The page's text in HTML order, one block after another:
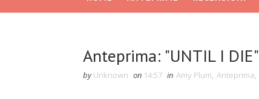
Anteprima: "UNTIL I
by Unknown on 14:57 in Amy Plum, Anteprima,